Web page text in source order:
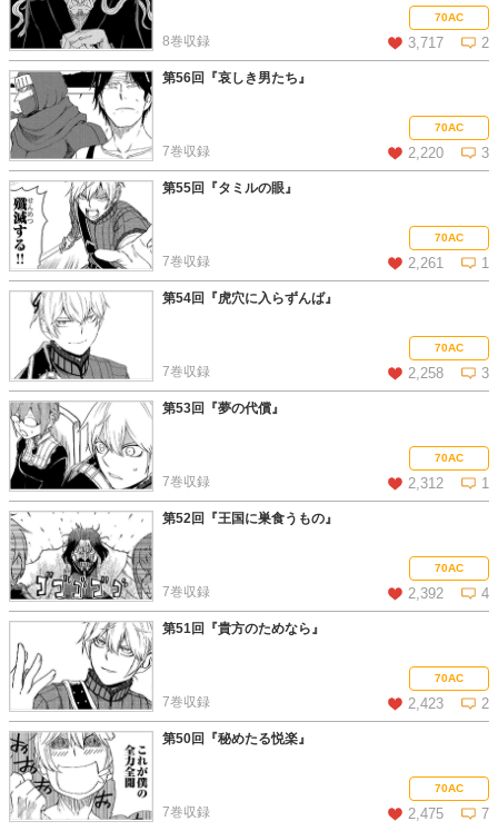
この話を読む コメントを見る70AC
3,717 2
8巻収録
この話を読む コメントを見る
第56回『哀しき男たち』
70AC
2,220 3
7巻収録
この話を読む コメントを見る
第55回『タミルの眼』
70AC
2,261 1
7巻収録
この話を読む コメントを見る
第54回『虎穴に入らずんば』
70AC
2,258 3
7巻収録
この話を読む コメントを見る
第53回『夢の代償』
70AC
2,312 1
7巻収録
この話を読む コメントを見る
第52回『王国に巣食うもの』
70AC
2,392 4
7巻収録
この話を読む コメントを見る
第51回『貴方のためなら』
70AC
2,423 2
7巻収録
この話を読む コメントを見る
第50回『秘めたる悦楽』
70AC
2,475 7
7巻収録